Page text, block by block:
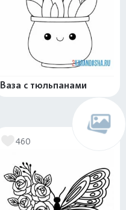
Ваза с тюльпанами
460